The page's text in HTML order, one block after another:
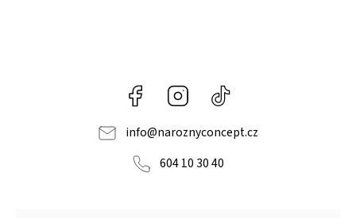
Facebook Instagram
info@naroznyconcept.cz
604 10 30 40